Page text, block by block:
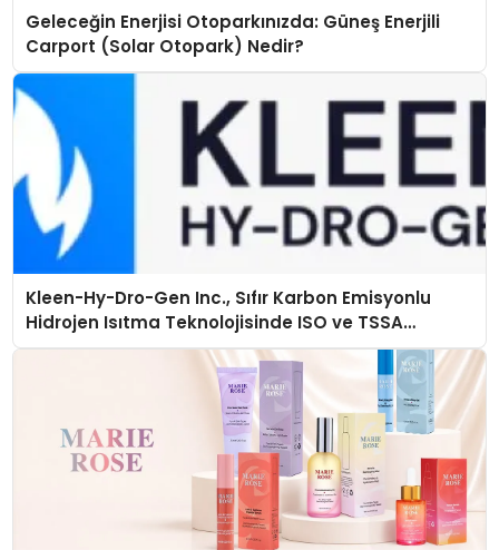
Geleceğin Enerjisi Otoparkınızda: Güneş Enerjili
Carport (Solar Otopark) Nedir?
Kleen-Hy-Dro-Gen Inc., Sıfır Karbon Emisyonlu
Hidrojen Isıtma Teknolojisinde ISO ve TSSA
Düzenleyici Onaylarını Aldı